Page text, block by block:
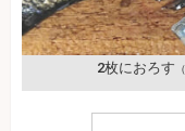
2枚におろす